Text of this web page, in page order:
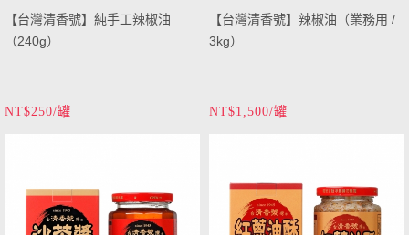
【台灣清香號】純手工辣椒油
（240g）
NT$250/罐
【台灣清香號】辣椒油（業務用 /
3kg）
NT$1,500/罐